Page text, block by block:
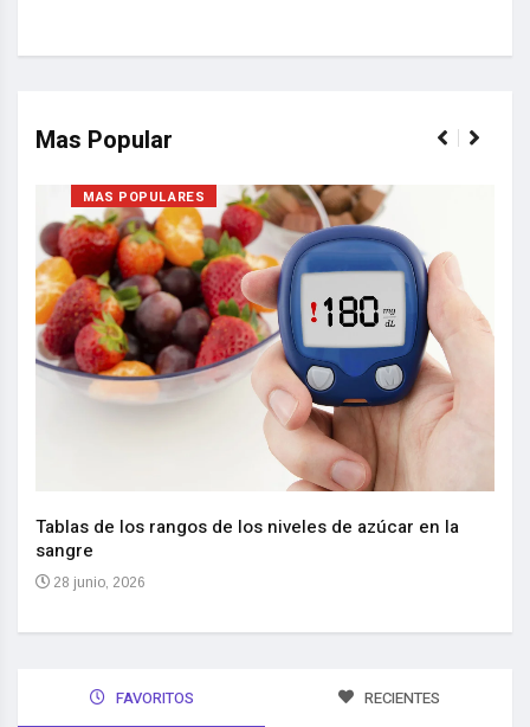
Mas Popular
MAS POPULARES
Tablas de los rangos de los niveles de azúcar en la
sangre
28 junio, 2026
FAVORITOS RECIENTES